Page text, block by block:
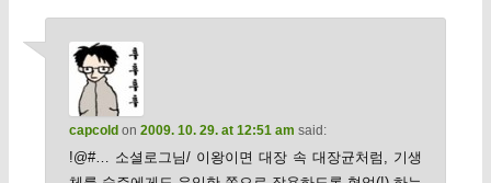
capcoldon 2009. 10. 29. at 12:51 am said:
!@#… 소셜로그님/ 이왕이면 대장 속 대장균처럼, 기생